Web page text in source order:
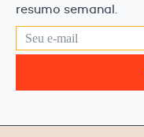
resumo semanal.